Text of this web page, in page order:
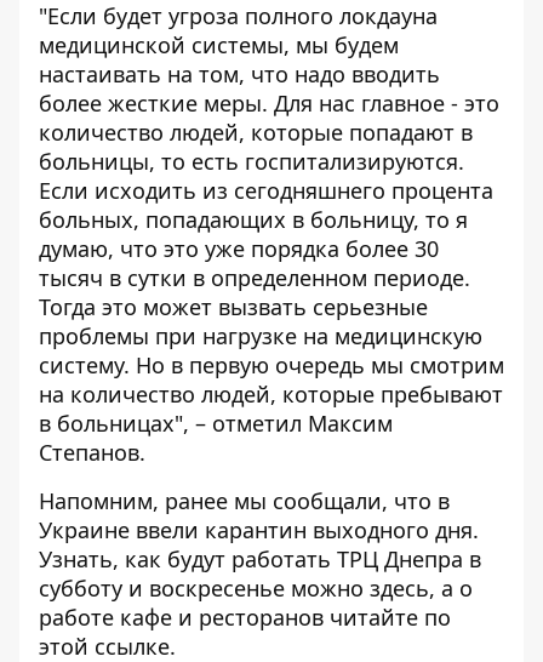
"Если будет угроза полного локдауна
медицинской системы, мы будем
настаивать на том, что надо вводить
более жесткие меры. Для нас главное - это
количество людей, которые попадают в
больницы, то есть госпитализируются.
Если исходить из сегодняшнего процента
больных, попадающих в больницу, то я
думаю, что это уже порядка более 30
тысяч в сутки в определенном периоде.
Тогда это может вызвать серьезные
проблемы при нагрузке на медицинскую
систему. Но в первую очередь мы смотрим
на количество людей, которые пребывают
в больницах", – отметил Максим
Степанов.
Напомним, ранее мы сообщали, что в
Украине ввели карантин выходного дня.
Узнать, как будут работать ТРЦ Днепра в
субботу и воскресенье можно здесь, а о
работе кафе и ресторанов читайте по
этой ссылке.